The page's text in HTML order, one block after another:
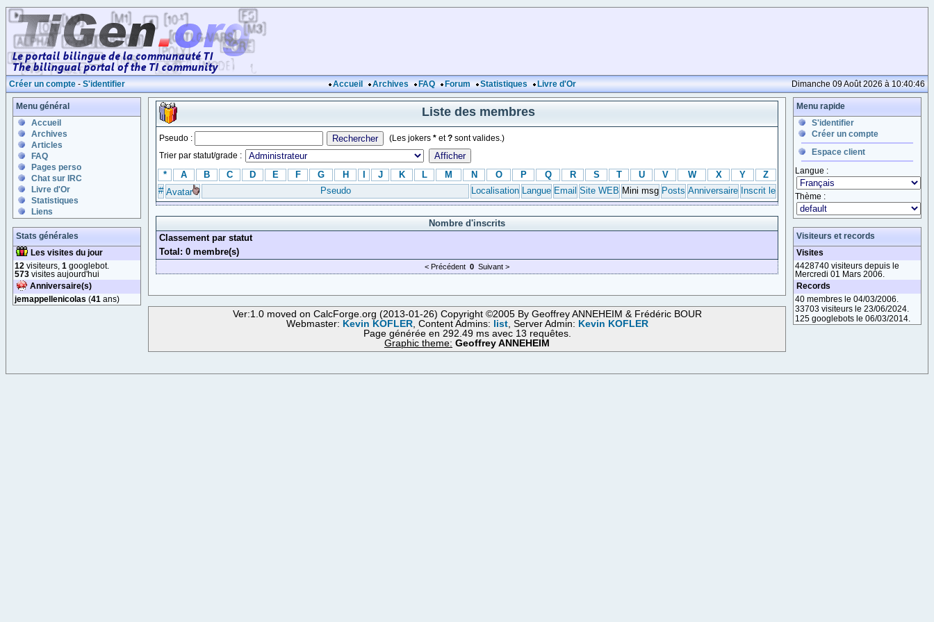
Créer un compte - S'identifier Accueil Archives FAQ Forum Statistiques Livre d'Or Dimanche 09 Août 2026 à 10:40:46
Menu général
Accueil
Archives
Articles
FAQ
Pages perso
Chat sur IRC
Livre d'Or
Statistiques
Liens
Stats générales
Les visites du jour
12 visiteurs, 1 googlebot.
573 visites aujourd'hui
Anniversaire(s)
jemappellenicolas (41 ans)
Liste des membres
Pseudo : (Les jokers * et? sont valides.)
Trier par statut/grade :
* A B C D E F G H J K L M N O P Q R S T U V W X Y
Z
# Avatar Pseudo Localisation Langue Email Site WEB Mini msg Posts Anniversaire Inscrit le
Nombre d'inscrits
Classement par statut
Total: 0 membre(s)
< Précédent 0 Suivant >
Ver:1.0 moved on CalcForge.org (2013-01-26) Copyright ©2005 By Geoffrey ANNEHEIM & Frédéric BOUR
Webmaster: Kevin KOFLER, Content Admins: list, Server Admin: Kevin KOFLER
Page générée en 292.49 ms avec 13 requêtes.
Graphic theme: Geoffrey ANNEHEIM
Menu rapide
S'identifier
Créer un compte
Espace client
Langue :
Thème :
Visiteurs et records
Visites
4428740 visiteurs depuis le
Mercredi 01 Mars 2006.
Records
40 membres le 04/03/2006.
33703 visiteurs le 23/06/2024.
125 googlebots le 06/03/2014.